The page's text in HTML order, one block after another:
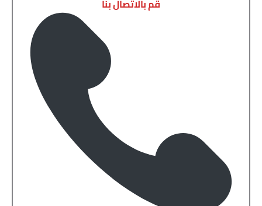
قم بالاتصال بنا